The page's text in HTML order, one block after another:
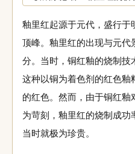
釉里红起源于元代，盛行于
顶峰。釉里红的出现与元代
分。当时，铜红釉的烧制技
这种以铜为着色剂的红色釉
的红色。然而，由于铜红釉
为苛刻，釉里红的烧制成功
当时就极为珍贵。